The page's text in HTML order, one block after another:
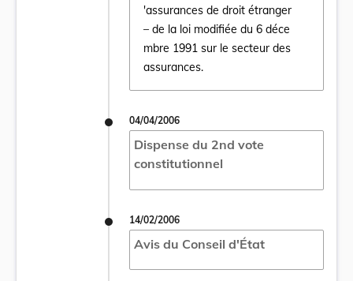
'assurances de droit étranger
– de la loi modifiée du 6 déce
mbre 1991 sur le secteur des
assurances.
04/04/2006
Dispense du 2nd vote
constitutionnel
14/02/2006
Avis du Conseil d'État